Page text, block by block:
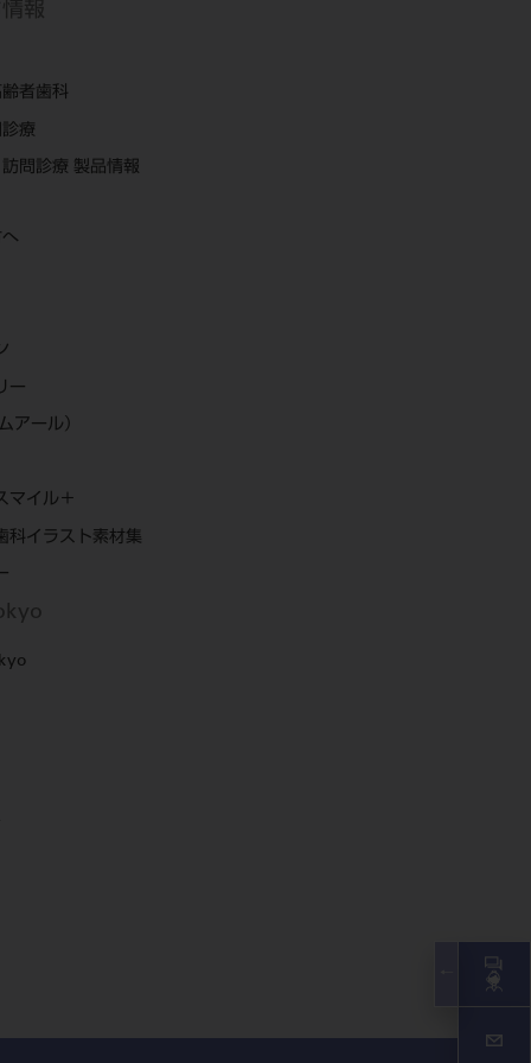
報
者歯科
療
問診療 製品情報
ー
アール）
マイル＋
科イラスト素材集